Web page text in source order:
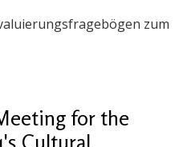
zum
for the